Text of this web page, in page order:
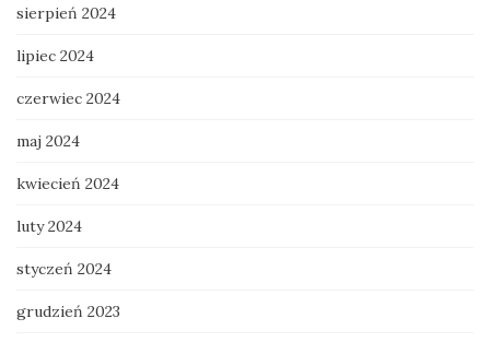
sierpień 2024
lipiec 2024
czerwiec 2024
maj 2024
kwiecień 2024
luty 2024
styczeń 2024
grudzień 2023